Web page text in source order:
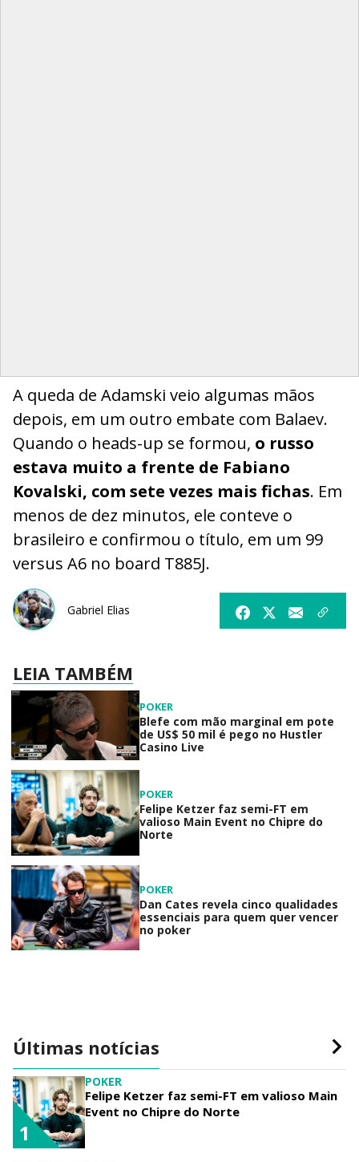
A queda de Adamski veio algumas mãos
depois, em um outro embate com Balaev.
Quando o heads-up se formou, o russo
estava muito a frente de Fabiano
Kovalski, com sete vezes mais fichas. Em
menos de dez minutos, ele conteve o
brasileiro e confirmou o título, em um 99
versus A6 no board T885J.
Gabriel Elias
LEIA TAMBÉM
POKER
Blefe com mão marginal em pote
de US$ 50 mil é pego no Hustler
Casino Live
POKER
Felipe Ketzer faz semi-FT em
valioso Main Event no Chipre do
Norte
POKER
Dan Cates revela cinco qualidades
essenciais para quem quer vencer
no poker
Últimas notícias
POKER
Felipe Ketzer faz semi-FT em valioso Main
Event no Chipre do Norte
1